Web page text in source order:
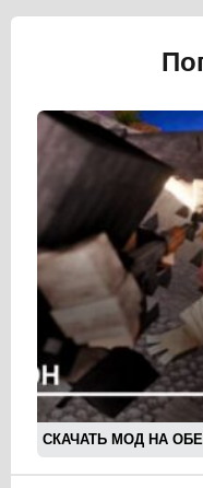
СКАЧАТЬ МОД НА